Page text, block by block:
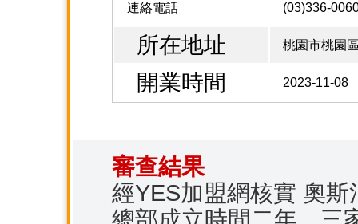
連絡電話 (03)336-
所在地址 桃園市桃園
開業時間 2023-11-08
審查結果
經YES加盟網核實 奧